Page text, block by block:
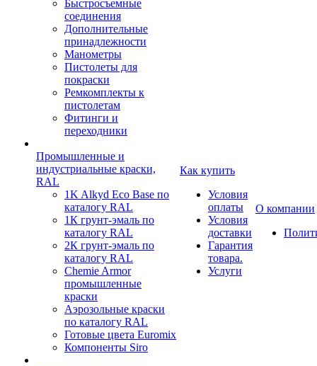
Быстросъемные
соединения
Дополнительные
принадлежности
Манометры
Пистолеты для
покраски
Ремкомплекты к
пистолетам
Фитинги и
переходники
Промышленные и
индустриальные краски,
RAL
1K Alkyd Eco Base по
каталогу RAL
1К грунт-эмаль по
каталогу RAL
2К грунт-эмаль по
каталогу RAL
Chemie Armor
промышленные
краски
Аэрозольные краски
по каталогу RAL
Готовые цвета Euromix
Компоненты Siro
Как купить
Условия
оплаты
Условия
доставки
Гарантия
товара.
Услуги
О компании